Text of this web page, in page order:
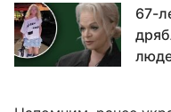
67-